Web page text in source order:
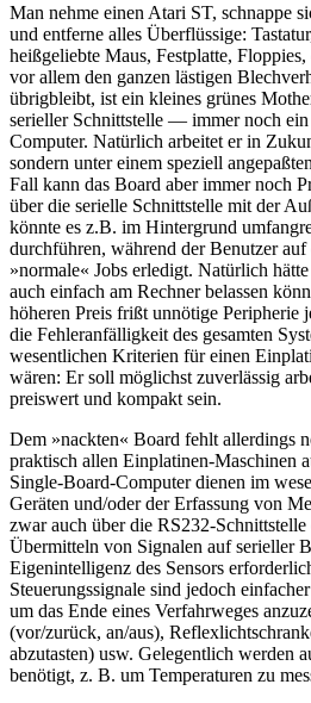
Man nehme einen Atari ST, schnappe
und entferne alles Überflüssige:
heißgeliebte Maus, Festplatte,
vor allem den ganzen lästigen
übrigbleibt, ist ein kleines grünes
serieller Schnittstelle — immer noch
Computer. Natürlich arbeitet er in
sondern unter einem speziell
Fall kann das Board aber immer noch
über die serielle Schnittstelle mit der
könnte es z.B. im Hintergrund
durchführen, während der Benutzer
»normale« Jobs erledigt. Natürlich
auch einfach am Rechner belassen
höheren Preis frißt unnötige Peripherie
die Fehleranfälligkeit des gesamten
wesentlichen Kriterien für einen
wären: Er soll möglichst zuverlässig
preiswert und kompakt sein.
Dem »nackten« Board fehlt allerdings
praktisch allen Einplatinen-Maschinen
Single-Board-Computer dienen im
Geräten und/oder der Erfassung von
zwar auch über die RS232-
Übermitteln von Signalen auf serieller
Eigenintelligenz des Sensors
Steuerungssignale sind jedoch
um das Ende eines Verfahrweges
(vor/zurück, an/aus),
abzutasten) usw. Gelegentlich werden
benötigt, z. B. um Temperaturen zu